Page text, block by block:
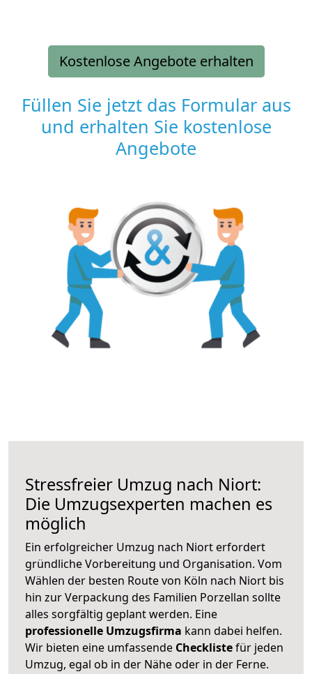
Kostenlose Angebote erhalten
Füllen Sie jetzt das Formular aus
und erhalten Sie kostenlose
Angebote
Stressfreier Umzug nach Niort:
Die Umzugsexperten machen es
möglich
Ein erfolgreicher Umzug nach Niort erfordert
gründliche Vorbereitung und Organisation. Vom
Wählen der besten Route von Köln nach Niort bis
hin zur Verpackung des Familien Porzellan sollte
alles sorgfältig geplant werden. Eine
professionelle Umzugsfirma kann dabei helfen.
Wir bieten eine umfassende Checklistefür jeden
Umzug, egal ob in der Nähe oder in der Ferne.